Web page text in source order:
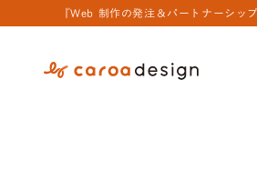
『Web 制作の発注＆パートナーシッ